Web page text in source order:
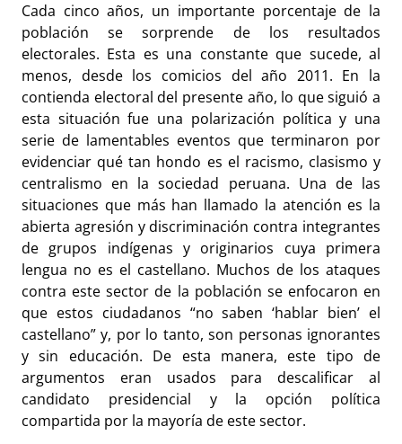
Cada cinco años, un importante porcentaje de la
población se sorprende de los resultados
electorales. Esta es una constante que sucede, al
menos, desde los comicios del año 2011. En la
contienda electoral del presente año, lo que siguió a
esta situación fue una polarización política y una
serie de lamentables eventos que terminaron por
evidenciar qué tan hondo es el racismo, clasismo y
centralismo en la sociedad peruana. Una de las
situaciones que más han llamado la atención es la
abierta agresión y discriminación contra integrantes
de grupos indígenas y originarios cuya primera
lengua no es el castellano. Muchos de los ataques
contra este sector de la población se enfocaron en
que estos ciudadanos “no saben ‘hablar bien’ el
castellano” y, por lo tanto, son personas ignorantes
y sin educación. De esta manera, este tipo de
argumentos eran usados para descalificar al
candidato presidencial y la opción política
compartida por la mayoría de este sector.